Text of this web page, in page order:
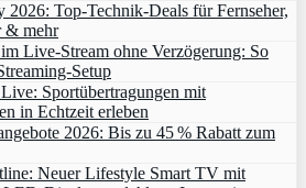
2026: Top-Technik-Deals für Fernseher,
& mehr
Live-Stream ohne Verzögerung: So
Setup
Sportübertragungen mit
in Echtzeit erleben
2026: Bis zu 45 % Rabatt zum
Neuer Lifestyle Smart TV mit